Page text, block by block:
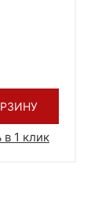
в 1 клик